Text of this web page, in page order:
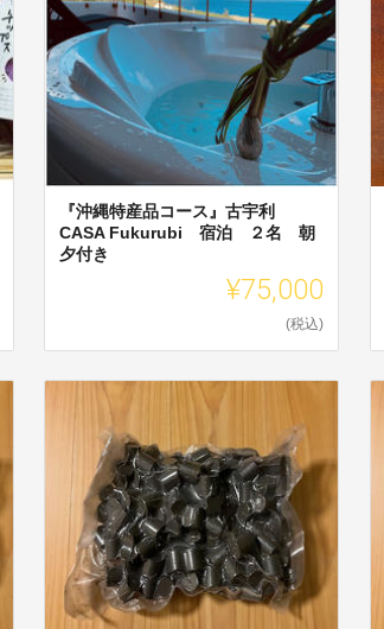
『沖縄特産品コース』古宇利
CASA Fukurubi 宿泊 ２名 朝
夕付き
¥75,000
(税込)